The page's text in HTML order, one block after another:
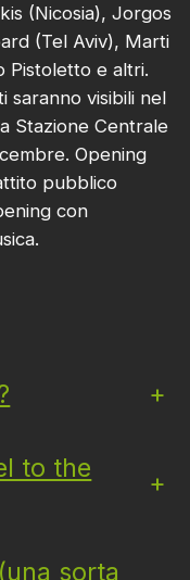
(Nicosia), Jorgos
(Tel Aviv), Marti
Pistoletto e altri.
saranno visibili nel
Stazione Centrale
Opening
pubblico
con
+
to the
+
sorta